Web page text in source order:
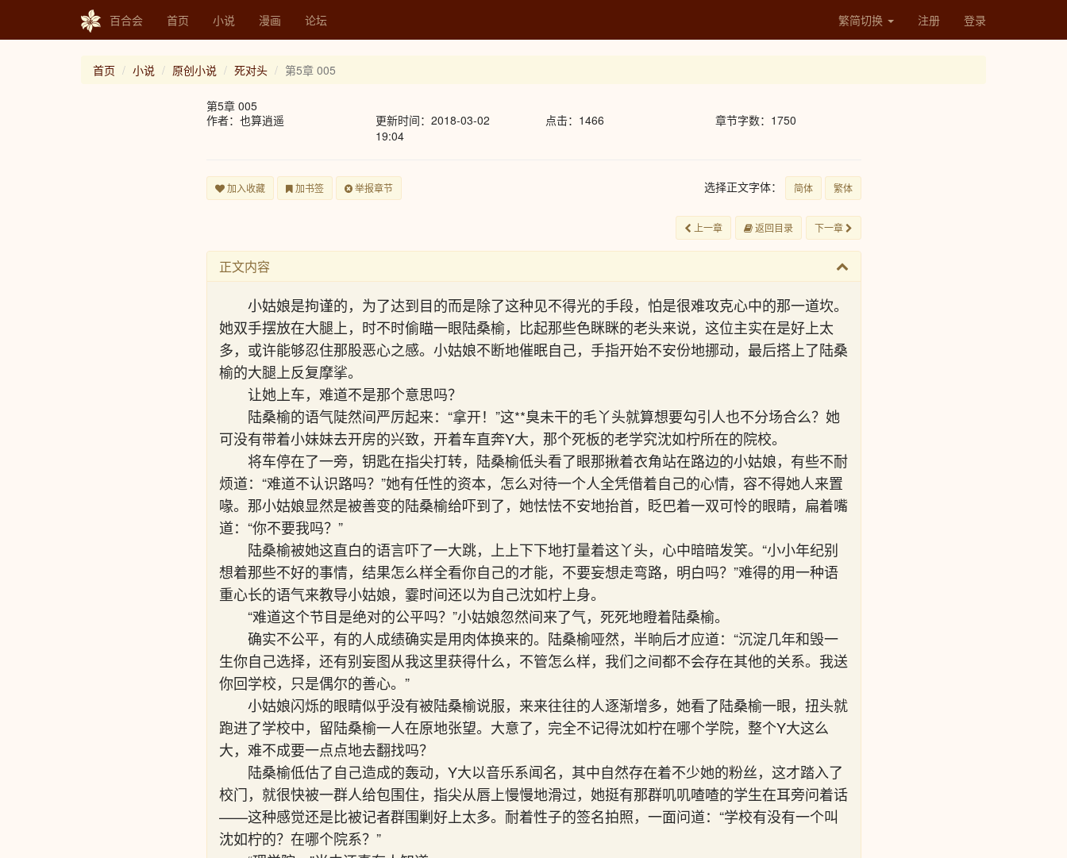
百合会 首页 小说 漫画 论坛 繁简切换 注册 登录
首页 小说 原创小说 死对头 第5章 005
第5章 005
作者：也算逍遥
更新时间：2018-03-02
19:04
点击：1466 章节字数：1750
加入收藏 加书签 举报章节 选择正文字体： 简体 繁体
上一章 返回目录 下一章
正文内容
小姑娘是拘谨的，为了达到目的而是除了这种见不得光的手段，怕是很难攻克心中的那一道坎。
她双手摆放在大腿上，时不时偷瞄一眼陆桑榆，比起那些色眯眯的老头来说，这位主实在是好上太
多，或许能够忍住那股恶心之感。小姑娘不断地催眠自己，手指开始不安份地挪动，最后搭上了陆桑
榆的大腿上反复摩挲。
让她上车，难道不是那个意思吗？
陆桑榆的语气陡然间严厉起来：“拿开！”这**臭未干的毛丫头就算想要勾引人也不分场合么？她
可没有带着小妹妹去开房的兴致，开着车直奔Y大，那个死板的老学究沈如柠所在的院校。
将车停在了一旁，钥匙在指尖打转，陆桑榆低头看了眼那揪着衣角站在路边的小姑娘，有些不耐
烦道：“难道不认识路吗？”她有任性的资本，怎么对待一个人全凭借着自己的心情，容不得她人来置
喙。那小姑娘显然是被善变的陆桑榆给吓到了，她怯怯不安地抬首，眨巴着一双可怜的眼睛，扁着嘴
道：“你不要我吗？”
陆桑榆被她这直白的语言吓了一大跳，上上下下地打量着这丫头，心中暗暗发笑。“小小年纪别
想着那些不好的事情，结果怎么样全看你自己的才能，不要妄想走弯路，明白吗？”难得的用一种语
重心长的语气来教导小姑娘，霎时间还以为自己沈如柠上身。
“难道这个节目是绝对的公平吗？”小姑娘忽然间来了气，死死地瞪着陆桑榆。
确实不公平，有的人成绩确实是用肉体换来的。陆桑榆哑然，半晌后才应道：“沉淀几年和毁一
生你自己选择，还有别妄图从我这里获得什么，不管怎么样，我们之间都不会存在其他的关系。我送
你回学校，只是偶尔的善心。”
小姑娘闪烁的眼睛似乎没有被陆桑榆说服，来来往往的人逐渐增多，她看了陆桑榆一眼，扭头就
跑进了学校中，留陆桑榆一人在原地张望。大意了，完全不记得沈如柠在哪个学院，整个Y大这么
大，难不成要一点点地去翻找吗？
陆桑榆低估了自己造成的轰动，Y大以音乐系闻名，其中自然存在着不少她的粉丝，这才踏入了
校门，就很快被一群人给包围住，指尖从唇上慢慢地滑过，她挺有那群叽叽喳喳的学生在耳旁问着话
——这种感觉还是比被记者群围剿好上太多。耐着性子的签名拍照，一面问道：“学校有没有一个叫
沈如柠的？在哪个院系？”